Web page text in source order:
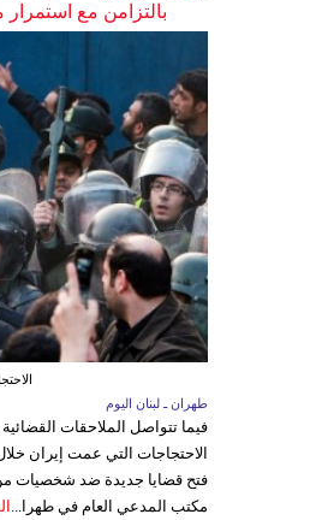
بالتزامن مع
طهران ـ لبنان اليوم
فيما تتواصل الملاحقات
الاحتجاجات التي عمت إيران خلال
فتح قضايا جديدة ضد شخصيات
مكتب المدعي العام في طهرا...